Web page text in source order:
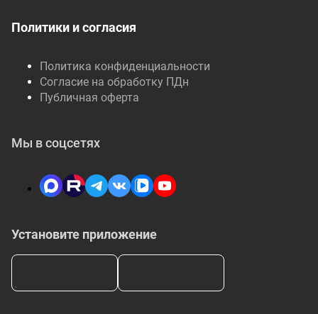
Политики и согласия
Политика конфиденциальности
Согласие на обработку ПДн
Публичная оферта
Установите приложение
Мы в соцсетях